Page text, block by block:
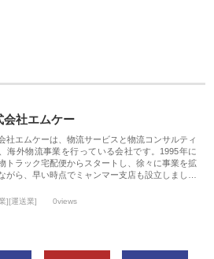
会社エムケー
社エムケーは、物流サービスと物流コンサルティ
海外物流事業を行っている会社です。1995年に
トラック宅配便からスタートし、徐々に事業を拡
がら、早い時点でミャンマー支店も設立しまし…
][運送業] 0views